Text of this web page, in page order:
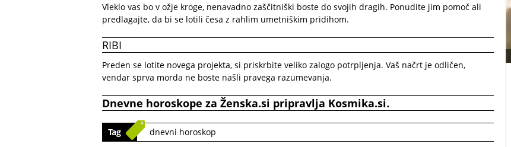
Vleklo vas bo v ožje kroge, nenavadno zaščitniški boste do svojih dragih. Ponudite jim pomoč ali
predlagajte, da bi se lotili česa z rahlim umetniškim pridihom.
RIBI
Preden se lotite novega projekta, si priskrbite veliko zalogo potrpljenja. Vaš načrt je odličen,
vendar sprva morda ne boste našli pravega razumevanja.
Dnevne horoskope za Ženska.si pripravlja Kosmika.si.
Tag dnevni horoskop